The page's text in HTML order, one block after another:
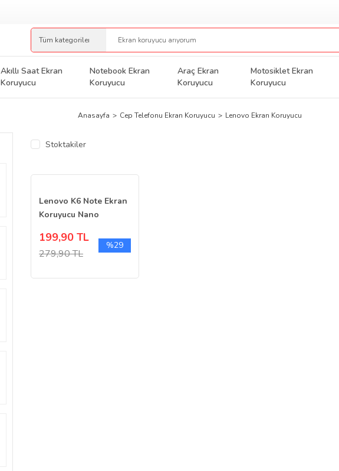
Akıllı Saat Ekran
Koruyucu
Notebook Ekran
Koruyucu
Araç Ekran
Koruyucu
Motosiklet Ekran
Koruyucu
Anasayfa Cep Telefonu Ekran Koruyucu Lenovo Ekran Koruyucu
Stoktakiler
Lenovo K6 Note Ekran
Koruyucu Nano
199,90 TL
279,90 TL
%29